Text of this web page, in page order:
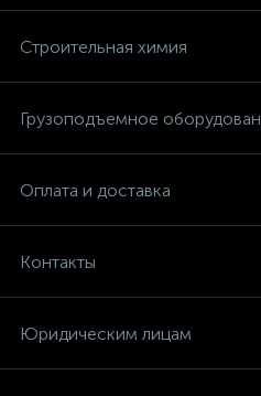
Строительная химия
Грузоподъемное
Оплата и доставка
Контакты
Юридическим лицам